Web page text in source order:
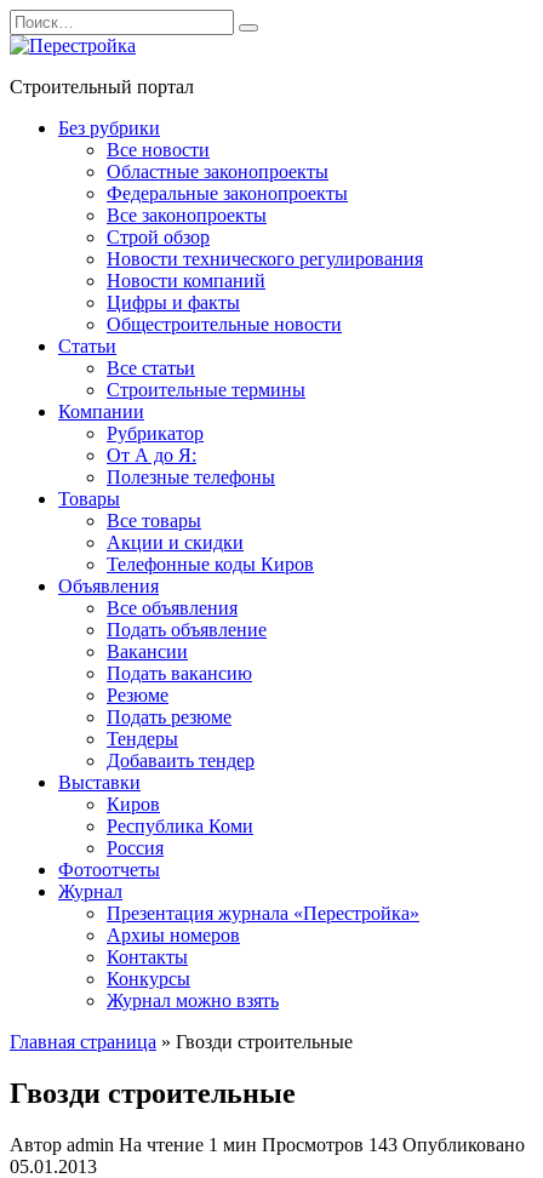
Перейти
к
содержанию
Search
for:
Строительный портал
Без рубрики
Все новости
Областные законопроекты
Федеральные законопроекты
Все законопроекты
Строй обзор
Новости технического регулирования
Новости компаний
Цифры и факты
Общестроительные новости
Статьи
Все статьи
Строительные термины
Компании
Рубрикатор
От А до Я:
Полезные телефоны
Товары
Все товары
Акции и скидки
Телефонные коды Киров
Объявления
Все объявления
Подать объявление
Вакансии
Подать вакансию
Резюме
Подать резюме
Тендеры
Добаваить тендер
Выставки
Киров
Республика Коми
Россия
Фотоотчеты
Журнал
Презентация журнала «Перестройка»
Архиы номеров
Контакты
Конкурсы
Журнал можно взять
Главная страница » Гвозди строительные
Гвозди строительные
Автор admin На чтение 1 мин Просмотров 143 Опубликовано
05.01.2013